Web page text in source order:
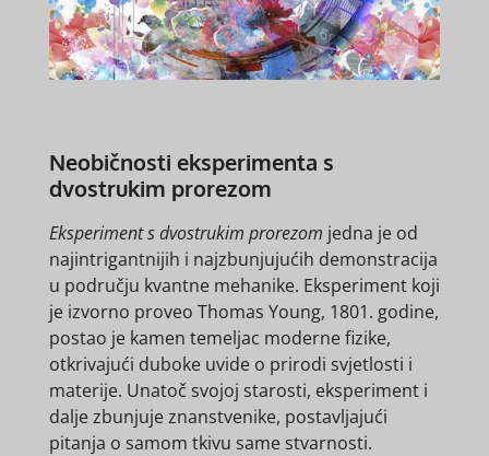
Neobičnosti eksperimenta s
dvostrukim prorezom
Eksperiment s dvostrukim prorezom jedna je od
najintrigantnijih i najzbunjujućih demonstracija
u području kvantne mehanike. Eksperiment koji
je izvorno proveo Thomas Young, 1801. godine,
postao je kamen temeljac moderne fizike,
otkrivajući duboke uvide o prirodi svjetlosti i
materije. Unatoč svojoj starosti, eksperiment i
dalje zbunjuje znanstvenike, postavljajući
pitanja o samom tkivu same stvarnosti.